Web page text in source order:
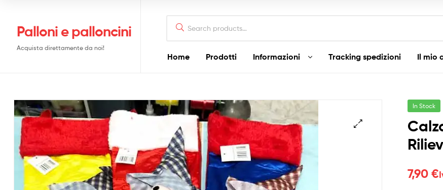
Palloni e palloncini
Acquista direttamente da noi!
for:
Home Prodotti Informazioni Tracking spedizioni Il mio
In Stock
7,90€